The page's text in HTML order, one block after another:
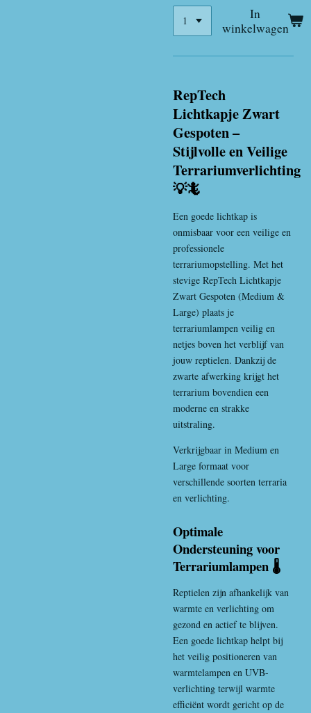
In
winkelwagen
RepTech
Lichtkapje Zwart
Gespoten –
Stijlvolle en Veilige
Terrariumverlichting
💡🦎
Een goede lichtkap is
onmisbaar voor een veilige en
professionele
terrariumopstelling. Met het
stevige RepTech Lichtkapje
Zwart Gespoten (Medium &
Large) plaats je
terrariumlampen veilig en
netjes boven het verblijf van
jouw reptielen. Dankzij de
zwarte afwerking krijgt het
terrarium bovendien een
moderne en strakke
uitstraling.
Verkrijgbaar in Medium en
Large formaat voor
verschillende soorten terraria
en verlichting.
Optimale
Ondersteuning voor
Terrariumlampen 🌡️
Reptielen zijn afhankelijk van
warmte en verlichting om
gezond en actief te blijven.
Een goede lichtkap helpt bij
het veilig positioneren van
warmtelampen en UVB-
verlichting terwijl warmte
efficiënt wordt gericht op de